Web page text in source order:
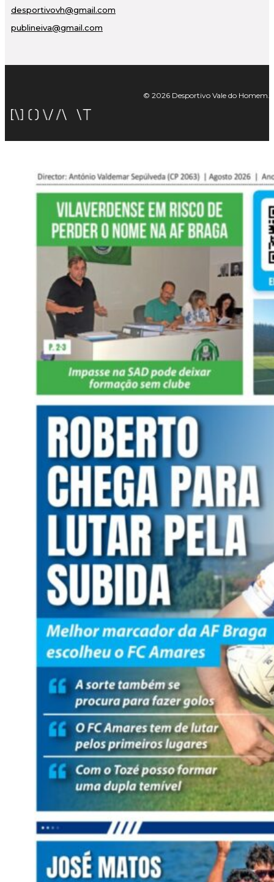
desportivovh@gmail.com
publineiva@gmail.com
© 2026 Desportivo Vale do Homem.